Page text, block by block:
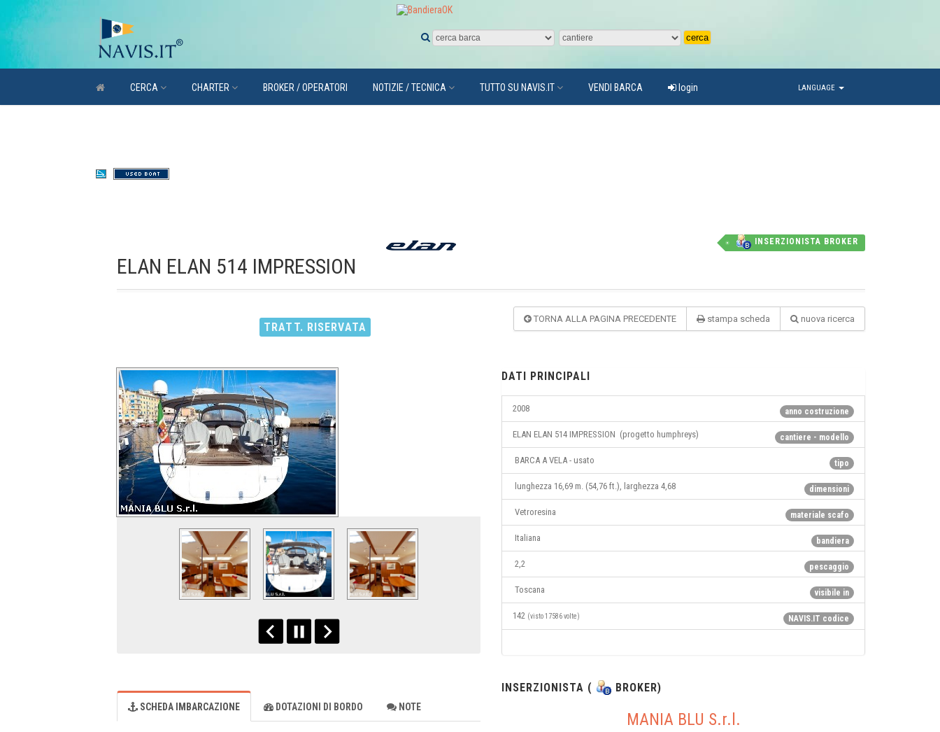
LANGUAGE
CERCA CHARTER BROKER / OPERATORI NOTIZIE / TECNICA TUTTO SU NAVIS.IT VENDI BARCA login
INSERZIONISTA BROKER
ELAN ELAN 514 IMPRESSION
TORNA ALLA PAGINA PRECEDENTE stampa scheda nuova ricerca
TRATT. RISERVATA
DATI PRINCIPALI
anno costruzione
2008
cantiere - modello
ELAN ELAN 514 IMPRESSION (progetto humphreys)
tipo
BARCA A VELA - usato
dimensioni
lunghezza 16,69 m. (54,76 ft.), larghezza 4,68
materiale scafo
Vetroresina
bandiera
Italiana
pescaggio
2,2
visibile in
Toscana
NAVIS.IT codice
142 (visto 17586 volte)
SCHEDA IMBARCAZIONE DOTAZIONI DI BORDO NOTE
INSERZIONISTA ( BROKER)
MANIA BLU S.r.l.